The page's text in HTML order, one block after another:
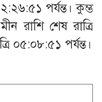
পর্যন্ত। কুম্ভ
রাশি শেষ রাত্রি
০৫:০৮:৫১ পর্যন্ত।